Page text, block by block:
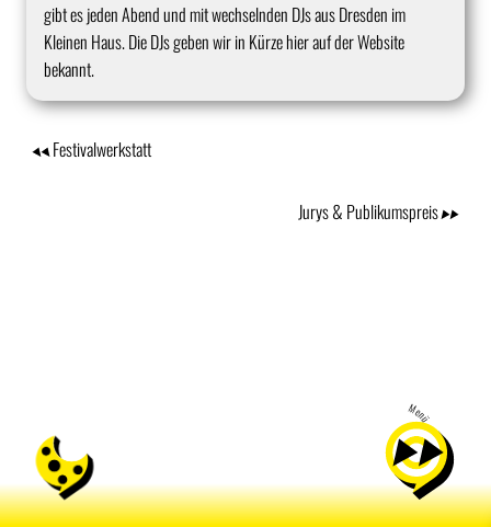
Menü
gibt es jeden Abend und mit wechselnden DJs aus Dresden im
Kleinen Haus. Die DJs geben wir in Kürze hier auf der Website
bekannt.
Festivalwerkstatt
Jurys & Publikumspreis